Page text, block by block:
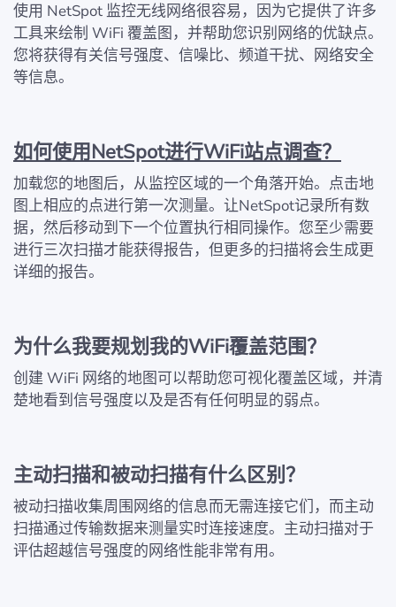
使用 NetSpot 监控无线网络很容易，因为它提供了许多
工具来绘制 WiFi 覆盖图，并帮助您识别网络的优缺点。
您将获得有关信号强度、信噪比、频道干扰、网络安全
等信息。
如何使用NetSpot进行WiFi站点调查？
加载您的地图后，从监控区域的一个角落开始。点击地
图上相应的点进行第一次测量。让NetSpot记录所有数
据，然后移动到下一个位置执行相同操作。您至少需要
进行三次扫描才能获得报告，但更多的扫描将会生成更
详细的报告。
为什么我要规划我的WiFi覆盖范围？
创建 WiFi 网络的地图可以帮助您可视化覆盖区域，并清
楚地看到信号强度以及是否有任何明显的弱点。
主动扫描和被动扫描有什么区别？
被动扫描收集周围网络的信息而无需连接它们，而主动
扫描通过传输数据来测量实时连接速度。主动扫描对于
评估超越信号强度的网络性能非常有用。